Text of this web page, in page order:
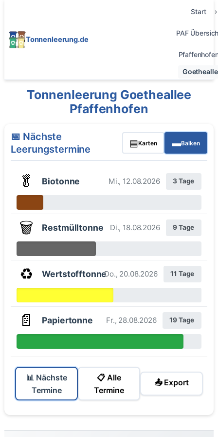
Tonnenleerung.de
Start
PAF
Tonnenleerung Goetheallee
Pfaffenhofen
📅 Nächste
Leerungstermine
▤Karten ▬Balken
🥬 Biotonne Mi., 12.08.2026 3 Tage
🗑️ Restmülltonne Di., 18.08.2026 9 Tage
♻️ WertstofftonneDo., 20.08.2026 11 Tage
📄 Papiertonne Fr., 28.08.2026 19 Tage
📊 Nächste
Termine
📋 Alle
Termine
📤 Export